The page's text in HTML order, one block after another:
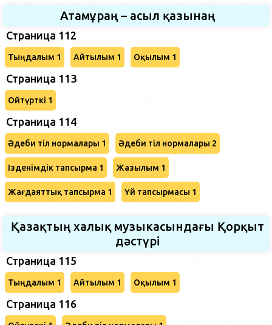
Атамұраң – асыл қазынаң
Страница 112
Тыңдалым 1 Айтылым 1 Оқылым 1
Страница 113
Ойтүрткі 1
Страница 114
Әдеби тіл нормалары 1 Әдеби тіл нормалары 2
Ізденімдік тапсырма 1 Жазылым 1
Жағдаяттық тапсырма 1 Үй тапсырмасы 1
Қазақтың халық музыкасындағы Қорқыт
дәстүрі
Страница 115
Тыңдалым 1 Айтылым 1 Оқылым 1
Страница 116